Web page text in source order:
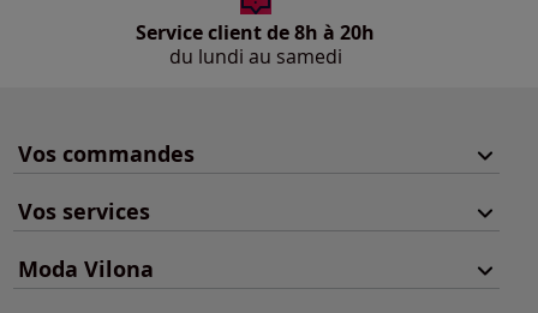
Service client de 8h à 20h
du lundi au samedi
Vos commandes
Vos services
Moda Vilona